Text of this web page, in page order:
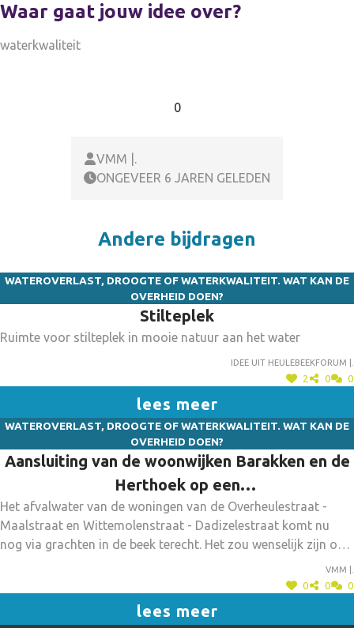
Waar gaat jouw idee over?
waterkwaliteit
0
VMM |.
ONGEVEER 6 JAREN GELEDEN
Andere bijdragen
WATEROVERLAST, DROOGTE OF WATERKWALITEIT. WAT KAN DE
OVERHEID DOEN?
Stilteplek
Ruimte voor stilteplek in mooie natuur aan het water
Idee uit heulebeekforum |.
2 0 0
lees meer
WATEROVERLAST, DROOGTE OF WATERKWALITEIT. WAT KAN DE
OVERHEID DOEN?
Aansluiting van de woonwijken Barakken en de
Herthoek op een
rioolwaterzuiveringsinstallatie
Het afvalwater van de woningen van de Overheulestraat -
Maalstraat en Wittemolenstraat - Dadizelestraat komt nu
nog via grachten in de beek terecht. Het zou wenselijk zijn om
rioolwaterzuiveringsinstallatie. Dit zal de kwaliteit van de beek
zeker verbeteren en geurklachten sterk verminderen.
Vmm |.
0 0 0
lees meer